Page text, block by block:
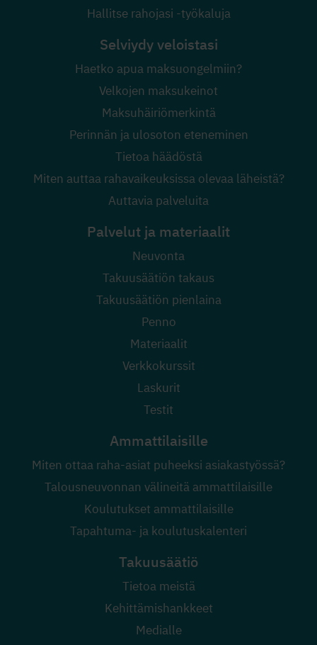
Hallitse rahojasi -työkaluja
Selviydy veloistasi
Haetko apua maksuongelmiin?
Velkojen maksukeinot
Maksuhäiriömerkintä
Perinnän ja ulosoton eteneminen
Tietoa häädöstä
Miten auttaa rahavaikeuksissa olevaa läheistä?
Auttavia palveluita
Palvelut ja materiaalit
Neuvonta
Takuusäätiön takaus
Takuusäätiön pienlaina
Penno
Materiaalit
Verkkokurssit
Laskurit
Testit
Ammattilaisille
Miten ottaa raha-asiat puheeksi asiakastyössä?
Talousneuvonnan välineitä ammattilaisille
Koulutukset ammattilaisille
Tapahtuma- ja koulutuskalenteri
Takuusäätiö
Tietoa meistä
Kehittämishankkeet
Medialle